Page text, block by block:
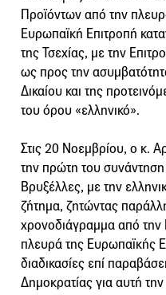
Προϊόντων από την
Ευρωπαϊκή Επιτροπή
της Τσεχίας, με την
ως προς την
Δικαίου και της
του όρου «ελληνικό».
Στις 20 Νοεμβρίου, ο κ.
την πρώτη του συνάντηση
Βρυξέλλες, με την
ζήτημα, ζητώντας
χρονοδιάγραμμα από την
πλευρά της Ευρωπαϊκής
διαδικασίες επί
Δημοκρατίας για αυτή